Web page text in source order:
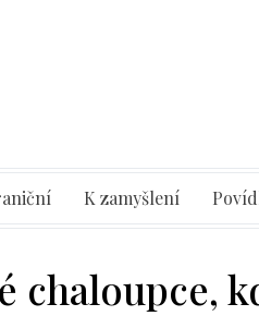
K zamyšlení
chaloupce,